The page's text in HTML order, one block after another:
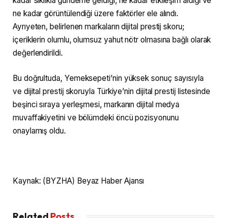
ne kadar görüntülendiği üzere faktörler ele alındı.
Ayrıyeten, belirlenen markaların dijital prestij skoru;
içeriklerin olumlu, olumsuz yahut nötr olmasına bağlı olarak
değerlendirildi.
Bu doğrultuda, Yemeksepeti’nin yüksek sonuç sayısıyla
ve dijital prestij skoruyla Türkiye’nin dijital prestij listesinde
beşinci sıraya yerleşmesi, markanın dijital medya
muvaffakiyetini ve bölümdeki öncü pozisyonunu
onaylamış oldu.
Kaynak: (BYZHA) Beyaz Haber Ajansı